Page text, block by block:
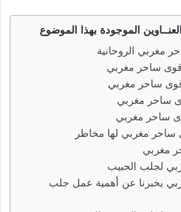
الموجودة بهذا الموضوع
مغربي الروحانية
ساحر مغربي
ساحر مغربي
ساحر مغربي
ساحر مغربي
ساحر مغربي لها مخاطر
مغربي
لجلب الحبيب
يخبرنا عن أهمية عمل جلب